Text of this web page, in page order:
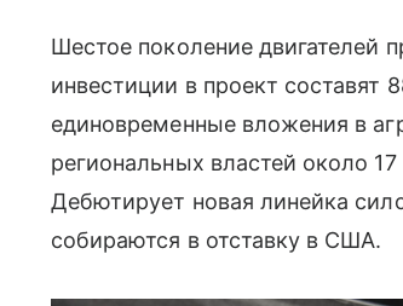
Шестое поколение
инвестиции в проект
единовременные вложения в
региональных властей около
Дебютирует новая линейка
собираются в отставку в США.